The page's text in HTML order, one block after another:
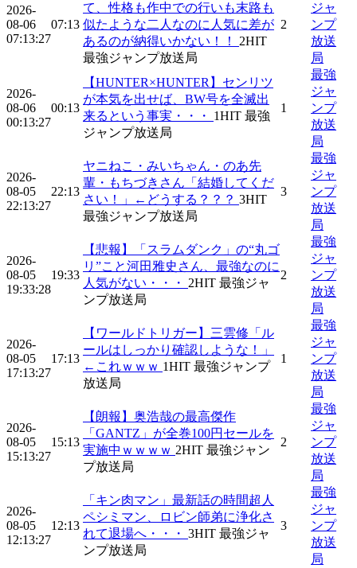
2026-
08-06
07:13:27
07:13
て、性格も作中での行いも末路も
似たような二人なのに人気に差が
あるのが納得いかない！！ 2HIT
最強ジャンプ放送局
2
ジャ
ンプ
放送
局
2026-
08-06
00:13:27
00:13
【HUNTER×HUNTER】センリツ
が本気を出せば、BW号を全滅出
来るという事実・・・ 1HIT 最強
ジャンプ放送局
1
最強
ジャ
ンプ
放送
局
2026-
08-05
22:13:27
22:13
ヤニねこ・みいちゃん・のあ先
輩・もちづきさん「結婚してくだ
さい！」←どうする？？？ 3HIT
最強ジャンプ放送局
3
最強
ジャ
ンプ
放送
局
2026-
08-05
19:33:28
19:33
【悲報】「スラムダンク」の“丸ゴ
リ”こと河田雅史さん、最強なのに
人気がない・・・ 2HIT 最強ジャ
ンプ放送局
2
最強
ジャ
ンプ
放送
局
2026-
08-05
17:13:27
17:13
【ワールドトリガー】三雲修「ル
ールはしっかり確認しような！」
←これｗｗｗ 1HIT 最強ジャンプ
放送局
1
最強
ジャ
ンプ
放送
局
2026-
08-05
15:13:27
15:13
【朗報】奥浩哉の最高傑作
「GANTZ」が全巻100円セールを
実施中ｗｗｗｗ 2HIT 最強ジャン
プ放送局
2
最強
ジャ
ンプ
放送
局
2026-
08-05
12:13:27
12:13
「キン肉マン」最新話の時間超人
ペシミマン、ロビン師弟に浄化さ
れて退場へ・・・ 3HIT 最強ジャ
ンプ放送局
3
最強
ジャ
ンプ
放送
局